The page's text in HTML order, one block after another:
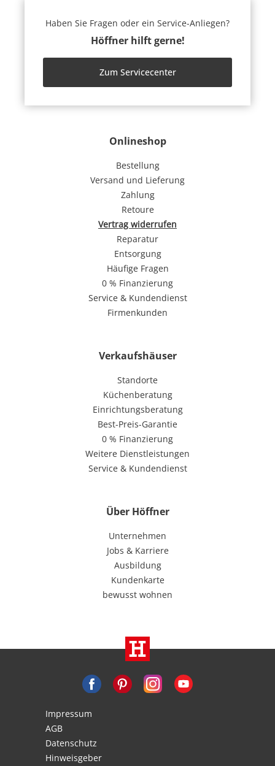
Onlineshop
Bestellung
Versand und Lieferung
Zahlung
Retoure
Vertrag widerrufen
Reparatur
Entsorgung
Häufige Fragen
0 % Finanzierung
Service & Kundendienst
Firmenkunden
Verkaufshäuser
Standorte
Küchenberatung
Einrichtungsberatung
Best-Preis-Garantie
0 % Finanzierung
Weitere Dienstleistungen
Service & Kundendienst
Über Höffner
Unternehmen
Jobs & Karriere
Ausbildung
Kundenkarte
bewusst wohnen
Haben Sie Fragen oder ein Service-Anliegen?
Höffner hilft gerne!
Zum Servicecenter
Impressum
AGB
Datenschutz
Hinweisgeber